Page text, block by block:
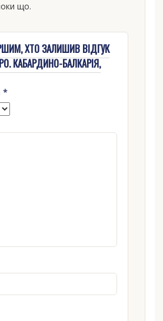
що.
ХТО ЗАЛИШИВ ВІДГУК
КАБАРДИНО-БАЛКАРІЯ,
*